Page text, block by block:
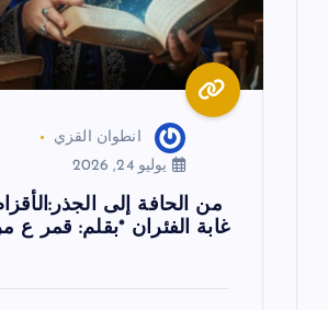
انطوان القزي
يوليو 24, 2026
من الحافة إلى
غابة الفئران *بقلم: قمر ع